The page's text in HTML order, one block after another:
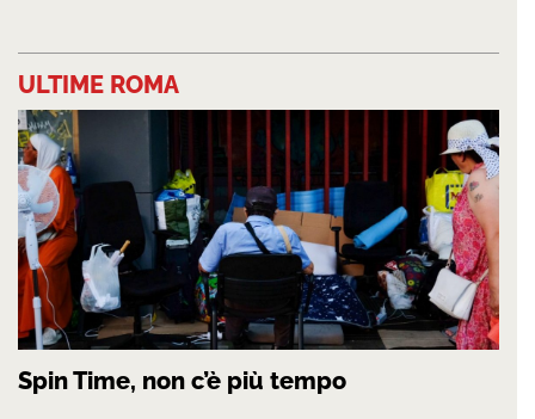
ULTIME ROMA
Spin Time, non c’è più tempo